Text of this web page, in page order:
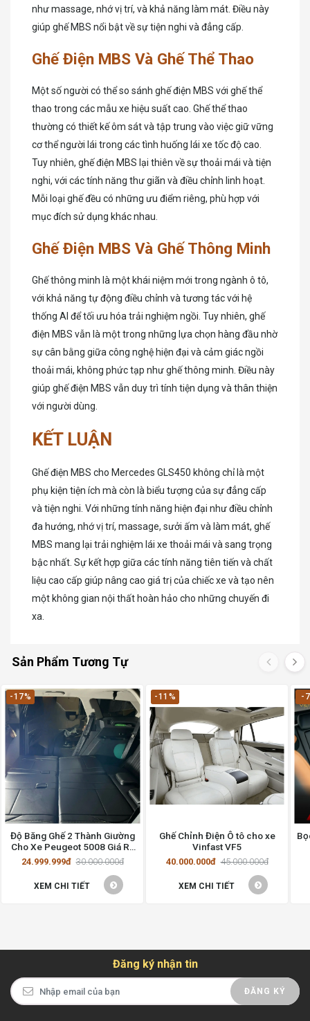
như massage, nhớ vị trí, và khả năng làm mát. Điều này
giúp ghế MBS nổi bật về sự tiện nghi và đẳng cấp.
Ghế Điện MBS Và Ghế Thể Thao
Một số người có thể so sánh ghế điện MBS với ghế thể
thao trong các mẫu xe hiệu suất cao. Ghế thể thao
thường có thiết kế ôm sát và tập trung vào việc giữ vững
cơ thể người lái trong các tình huống lái xe tốc độ cao.
Tuy nhiên, ghế điện MBS lại thiên về sự thoải mái và tiện
nghi, với các tính năng thư giãn và điều chỉnh linh hoạt.
Mỗi loại ghế đều có những ưu điểm riêng, phù hợp với
mục đích sử dụng khác nhau.
Ghế Điện MBS Và Ghế Thông Minh
Ghế thông minh là một khái niệm mới trong ngành ô tô,
với khả năng tự động điều chỉnh và tương tác với hệ
thống AI để tối ưu hóa trải nghiệm ngồi. Tuy nhiên, ghế
điện MBS vẫn là một trong những lựa chọn hàng đầu nhờ
sự cân bằng giữa công nghệ hiện đại và cảm giác ngồi
thoải mái, không phức tạp như ghế thông minh. Điều này
giúp ghế điện MBS vẫn duy trì tính tiện dụng và thân thiện
với người dùng.
KẾT LUẬN
Ghế điện MBS cho Mercedes GLS450 không chỉ là một
phụ kiện tiện ích mà còn là biểu tượng của sự đẳng cấp
và tiện nghi. Với những tính năng hiện đại như điều chỉnh
đa hướng, nhớ vị trí, massage, sưởi ấm và làm mát, ghế
MBS mang lại trải nghiệm lái xe thoải mái và sang trọng
bậc nhất. Sự kết hợp giữa các tính năng tiên tiến và chất
liệu cao cấp giúp nâng cao giá trị của chiếc xe và tạo nên
một không gian nội thất hoàn hảo cho những chuyến đi
xa.
Sản Phẩm Tương Tự
-17%
Độ Băng Ghế 2 Thành Giường
Cho Xe Peugeot 5008 Giá Rẻ
Nhất Tại Hồ Chí Minh
24.999.999đ 30.000.000đ
XEM CHI TIẾT
-11%
Ghế Chỉnh Điện Ô tô cho xe
Vinfast VF5
40.000.000đ 45.000.000đ
XEM CHI TIẾT
-
Đăng ký nhận tin
ĐĂNG KÝ